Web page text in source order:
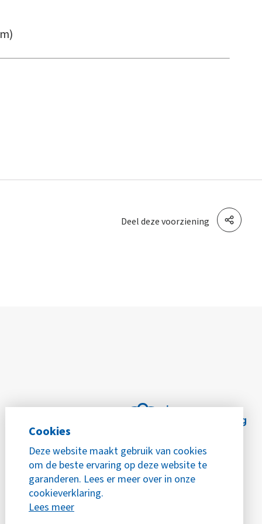
Cookies
Deze website maakt gebruik van cookies
om de beste ervaring op deze website te
garanderen. Lees er meer over in onze
cookieverklaring.
Lees meer
Deel deze voorziening